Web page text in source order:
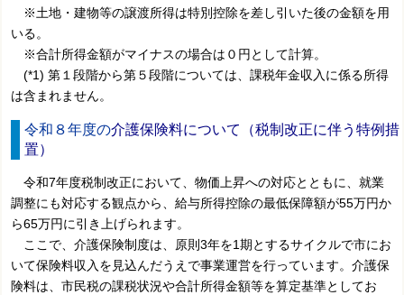
※土地・建物等の譲渡所得は特別控除を差し引いた後の金額を用
いる。
※合計所得金額がマイナスの場合は０円として計算。
(*1) 第１段階から第５段階については、課税年金収入に係る所得
は含まれません。
令和８年度の介護保険料について（税制改正に伴う特例措
置）
令和7年度税制改正において、物価上昇への対応とともに、就業
調整にも対応する観点から、給与所得控除の最低保障額が55万円か
ら65万円に引き上げられます。
ここで、介護保険制度は、原則3年を1期とするサイクルで市にお
いて保険料収入を見込んだうえで事業運営を行っています。介護保
険料は、市民税の課税状況や合計所得金額等を算定基準としてお